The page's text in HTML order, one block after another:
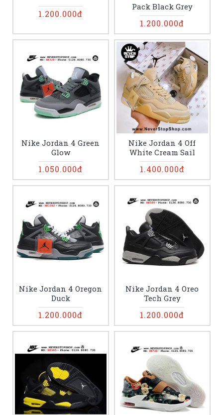
1.200.000đ
Pack Black Grey
1.200.000đ
Nike Jordan 4 Green
Glow
1.050.000đ
Nike Jordan 4 Off
White Cream Sail
1.400.000đ
Nike Jordan 4 Oregon
Duck
1.200.000đ
Nike Jordan 4 Oreo
Tech Grey
1.200.000đ